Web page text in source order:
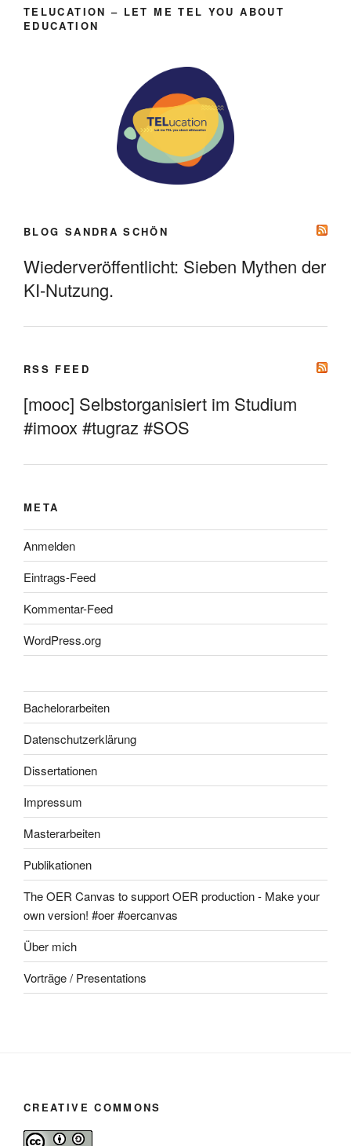
TELUCATION – LET ME TEL YOU ABOUT
EDUCATION
BLOG SANDRA SCHÖN
Wiederveröffentlicht: Sieben Mythen der
KI-Nutzung.
RSS FEED
[mooc] Selbstorganisiert im Studium
#imoox #tugraz #SOS
META
Anmelden
Eintrags-Feed
Kommentar-Feed
WordPress.org
Bachelorarbeiten
Datenschutzerklärung
Dissertationen
Impressum
Masterarbeiten
Publikationen
The OER Canvas to support OER production - Make your
own version! #oer #oercanvas
Über mich
Vorträge / Presentations
CREATIVE COMMONS